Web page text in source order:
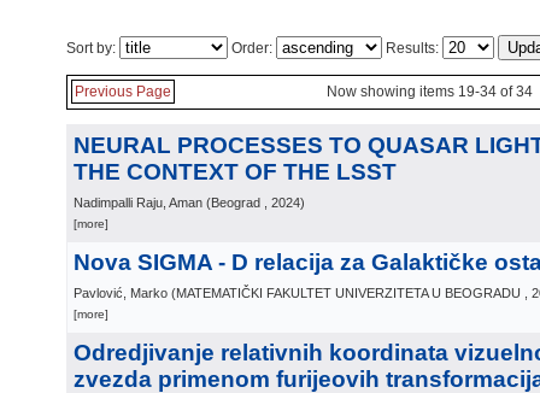
Sort by: Order: Results:
Previous Page Now showing items 19-34 of 34
NEURAL PROCESSES TO QUASAR
THE CONTEXT OF THE LSST
Nadimpalli Raju, Aman (Beograd , 2024)
[more]
Nova SIGMA - D relacija za Galaktičke
Pavlović, Marko (MATEMATIČKI FAKULTET UNIVERZITETA U BEOGRADU ,
[more]
Odredjivanje relativnih koordinata
zvezda primenom furijeovih